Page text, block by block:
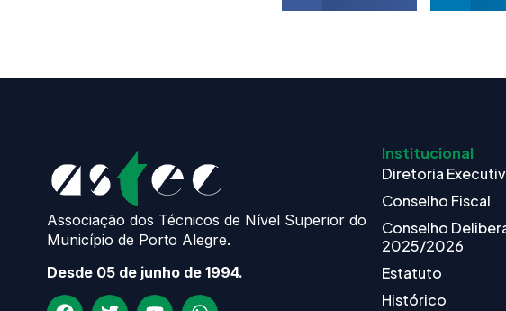
Associação dos Técnicos de Nível Superior do
Município de Porto Alegre.
Desde 05 de junho de 1994.
Institucional
Diretoria
Conselho Fiscal
Conselho
2025/2026
Estatuto
Histórico